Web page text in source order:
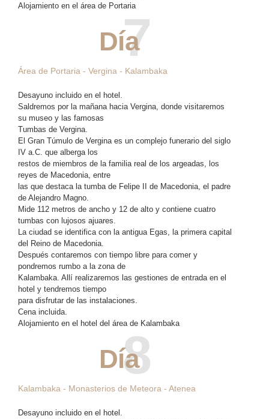
Alojamiento en el área de Portaria
7
Día
Área de Portaria - Vergina - Kalambaka
Desayuno incluido en el hotel.
Saldremos por la mañana hacia Vergina, donde visitaremos
su museo y las famosas
Tumbas de Vergina.
El Gran Túmulo de Vergina es un complejo funerario del siglo
IV a.C. que alberga los
restos de miembros de la familia real de los argeadas, los
reyes de Macedonia, entre
las que destaca la tumba de Felipe II de Macedonia, el padre
de Alejandro Magno.
Mide 112 metros de ancho y 12 de alto y contiene cuatro
tumbas con lujosos ajuares.
La ciudad se identifica con la antigua Egas, la primera capital
del Reino de Macedonia.
Después contaremos con tiempo libre para comer y
pondremos rumbo a la zona de
Kalambaka. Allí realizaremos las gestiones de entrada en el
hotel y tendremos tiempo
para disfrutar de las instalaciones.
Cena incluida.
Alojamiento en el hotel del área de Kalambaka
8
Día
Kalambaka - Monasterios de Meteora - Atenea
Desayuno incluido en el hotel.